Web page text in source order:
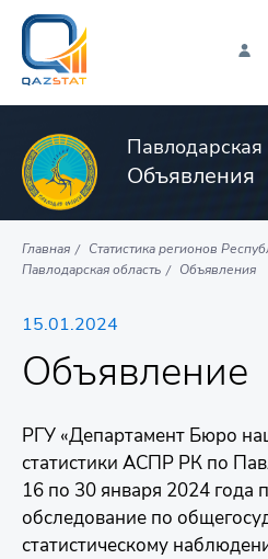
Павлодарская
Объявления
Главная
Статистика регионов
Павлодарская область
Объявления
15.01.2024
Объявление
РГУ «Департамент Бюро
статистики АСПР РК по
16 по 30 января 2024 года
обследование по
статистическому